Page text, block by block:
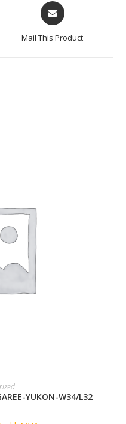
Mail This Product
YUKON-W34/L32